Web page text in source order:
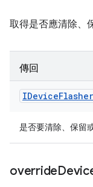
取得是否應清除、
傳回
IDeviceFlasher
是否要清除、保留
override